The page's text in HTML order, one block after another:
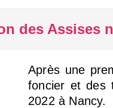
des Assises
Après une
foncier et des
2022 à Nancy.